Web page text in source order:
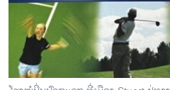
ວິທະຍາສາດ-ເທັກໂນໂລຈີ
ທຸລະກິດ
ພາສາອັງກິດ